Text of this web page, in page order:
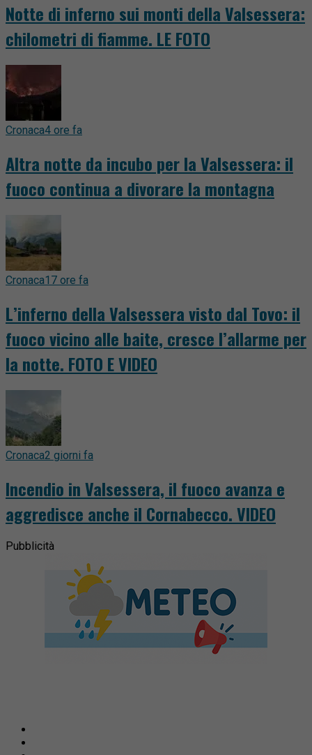
Notte di inferno sui monti della Valsessera:
chilometri di fiamme. LE FOTO
Cronaca4 ore fa
Altra notte da incubo per la Valsessera: il
fuoco continua a divorare la montagna
Cronaca17 ore fa
L’inferno della Valsessera visto dal Tovo: il
fuoco vicino alle baite, cresce l’allarme per
la notte. FOTO E VIDEO
Cronaca2 giorni fa
Incendio in Valsessera, il fuoco avanza e
aggredisce anche il Cornabecco. VIDEO
Pubblicità